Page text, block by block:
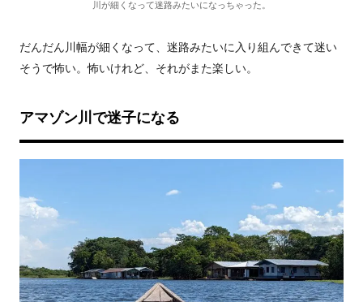
川が細くなって迷路みたいになっちゃった。
だんだん川幅が細くなって、迷路みたいに入り組んできて迷い
そうで怖い。怖いけれど、それがまた楽しい。
アマゾン川で迷子になる